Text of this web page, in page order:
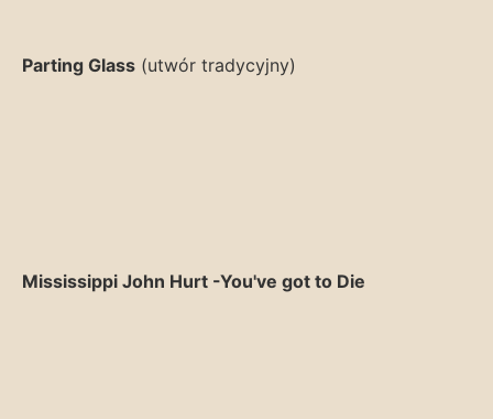
Parting Glass (utwór tradycyjny)
Mississippi John Hurt -You've got to Die